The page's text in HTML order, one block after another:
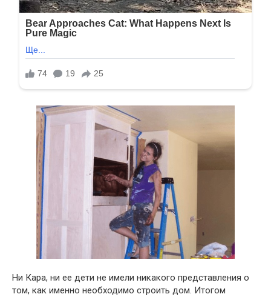
Ни Кара, ни ее дети не имели никакого представления о
том, как именно необходимо строить дом. Итогом